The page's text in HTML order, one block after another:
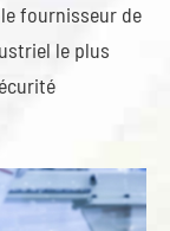
fournisseur de
le plus